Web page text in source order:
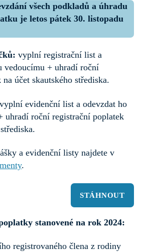
všech podkladů a úhradu
je letos pátek 30. listopadu
vyplní registrační list a
vedoucímu + uhradí roční
účet skautského střediska.
vyplní evidenční list a odevzdat ho
uhradí roční registrační poplatek
a evidenční listy najdete v
.
STÁHNOUT
stanovené na rok 2024:
registrovaného člena z rodiny